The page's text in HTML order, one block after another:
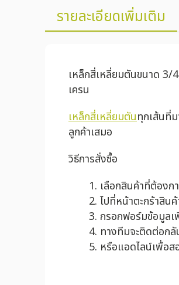
รายละเอียดเพิ่มเติม
เหล็กสี่เหลี่ยมตันขนาด 3/
เครน
เหล็กสี่เหลี่ยมตันทุกเส้นที่
ลูกค้าเสมอ
วิธีการสั่งซื้อ
เลือกสินค้าที่ต้องก
ไปที่หน้าตะกร้าสิน
กรอกฟอร์มข้อมูลเ
ทางทีมจะติดต่อกลั
หรือแอดไลน์เพื่อ